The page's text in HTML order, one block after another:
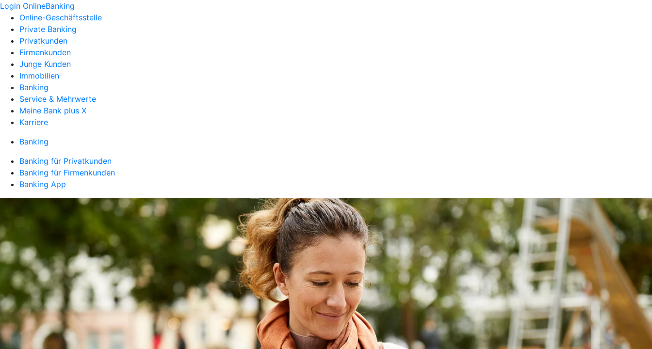
Login OnlineBanking
Online-Geschäftsstelle
Private Banking
Privatkunden
Firmenkunden
Junge Kunden
Immobilien
Banking
Service & Mehrwerte
Meine Bank plus X
Karriere
Banking
Banking für Privatkunden
Banking für Firmenkunden
Banking App